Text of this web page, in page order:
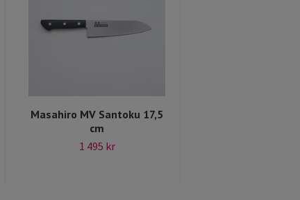
Masahiro MV Santoku 17,5
cm
1 495 kr